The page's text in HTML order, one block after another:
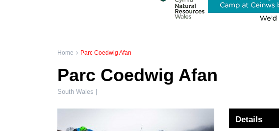
Home Parc Coedwig Afan
Parc Coedwig Afan
South Wales |
Details